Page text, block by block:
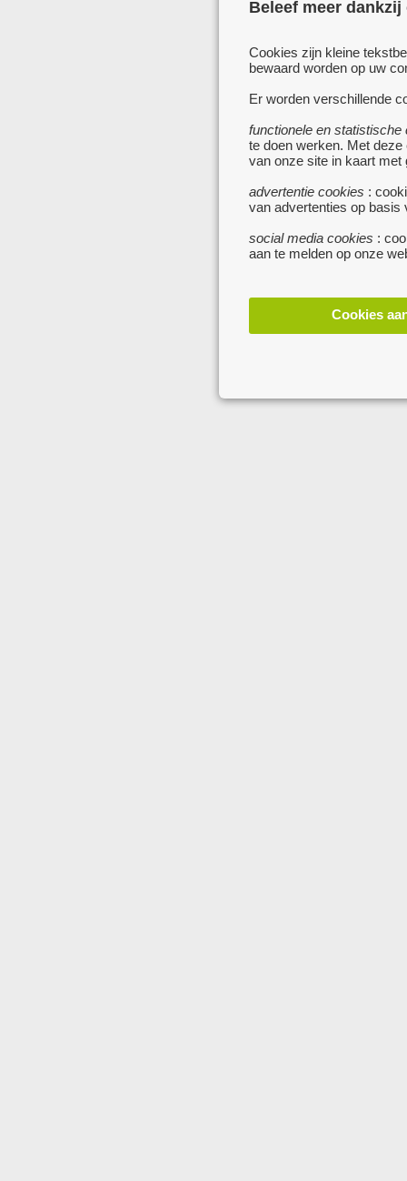
Beleef meer
Cookies zijn kleine
bewaard worden op uw
Er worden verschillende
functionele en statistische
te doen werken. Met
van onze site in kaart met
advertentie cookies :
van advertenties op basis
social media cookies :
aan te melden op onze
Cookies